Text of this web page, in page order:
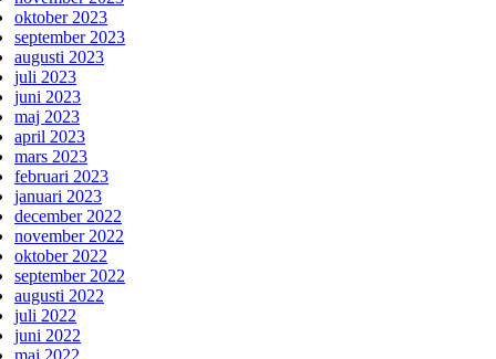
oktober 2023
september 2023
augusti 2023
juli 2023
juni 2023
maj 2023
april 2023
mars 2023
februari 2023
januari 2023
december 2022
november 2022
oktober 2022
september 2022
augusti 2022
juli 2022
juni 2022
maj 2022